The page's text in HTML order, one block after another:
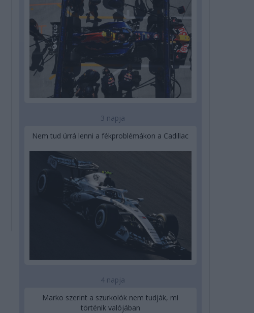
3 napja
Nem tud úrrá lenni a fékproblémákon a Cadillac
4 napja
Marko szerint a szurkolók nem tudják, mi
történik valójában